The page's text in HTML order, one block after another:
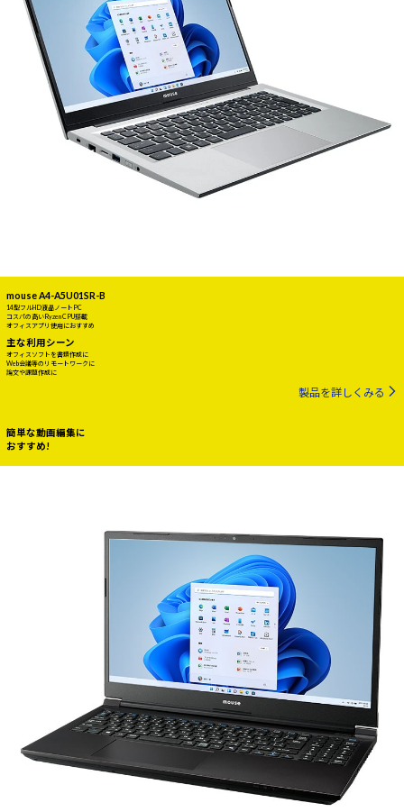
mouse A4-A5U01SR-B
14型フルHD液晶ノートPC
コスパの高いRyzen CPU搭載
オフィスアプリ使用におすすめ
主な利用シーン
オフィスソフトを書類作成に
Web会議等のリモートワークに
論文や課題作成に
製品を詳しくみる
簡単な動画編集に
おすすめ!